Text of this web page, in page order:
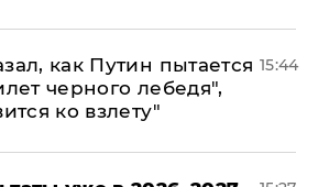
как Путин пытается
черного лебедя",
ко взлету"
15:44